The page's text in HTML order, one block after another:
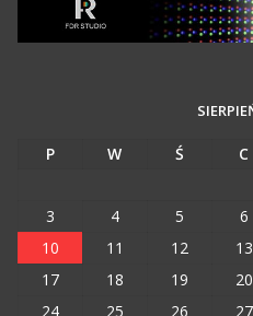
P W Ś C
3
4 5 6
10
11 12 13
17
18 19 20
24
25 26 27